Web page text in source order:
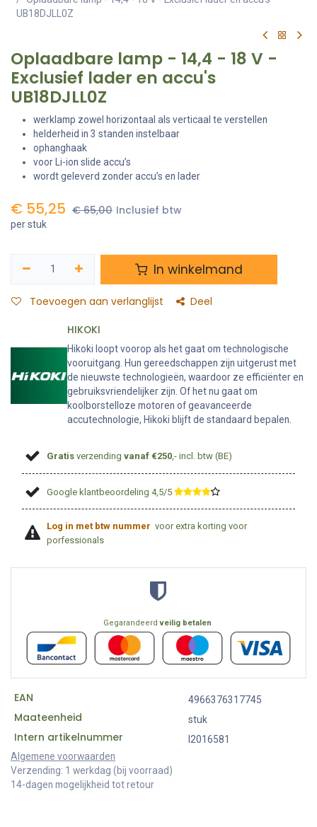
UB18DJLL0Z
Oplaadbare lamp - 14,4 - 18 V -
Exclusief lader en accu's
UB18DJLL0Z
werklamp zowel horizontaal als verticaal te verstellen
helderheid in 3 standen instelbaar
ophanghaak
voor Li-ion slide accu’s
wordt geleverd zonder accu’s en lader
€ 55,25 €65,00 Inclusief btw
per stuk
In winkelmand
Toevoegen aan verlanglijst Deel
HIKOKI
Hikoki loopt voorop als het gaat om technologische
vooruitgang. Hun gereedschappen zijn uitgerust met
de nieuwste technologieën, waardoor ze efficiënter en
gebruiksvriendelijker zijn. Of het nu gaat om
koolborstelloze motoren of geavanceerde
accutechnologie, Hikoki blijft de standaard bepalen.
Gratis verzendingvanaf €250 ,- incl. btw (BE)
Google klantbeoordeling 4,5/5 ​
Log in met btw nummer voor extra korting voor
porfessionals
Gegarandeerdveilig betalen
EAN 4966376317745
Maateenheid stuk
Intern artikelnummer
I2016581
Algemene voorwaarden
Verzending: 1 werkdag (bij voorraad)
14-dagen mogelijkheid tot retour